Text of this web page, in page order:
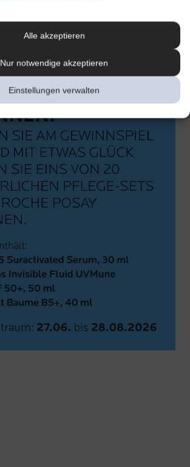
Alle akzeptieren
Nur notwendige akzeptieren
Einstellungen verwalten